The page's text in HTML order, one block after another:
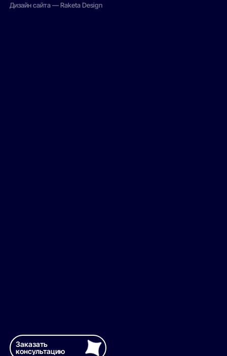
Дизайн сайта — Raketa Design
Заказать
консультацию